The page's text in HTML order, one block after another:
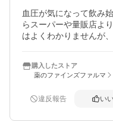
血圧が気になって飲み
らスーパーや量販店よ
はよくわかりませんが
購入したストア
薬のファインズファルマ
違反報告 い